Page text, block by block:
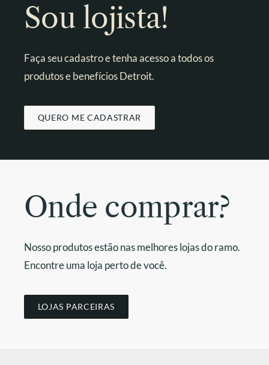
Sou lojista!
Faça seu cadastro e tenha acesso a todos os
produtos e benefícios Detroit.
QUERO ME CADASTRAR
Onde comprar?
Nosso produtos estão nas melhores lojas do ramo.
Encontre uma loja perto de você.
LOJAS PARCEIRAS